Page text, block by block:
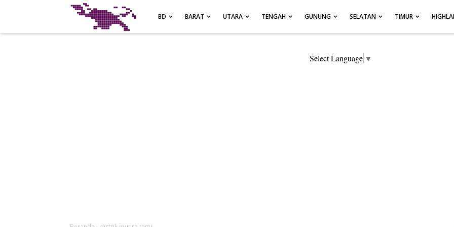
BD BARAT UTARA TENGAH GUNUNG SELATAN TIMUR
Select Language ▼